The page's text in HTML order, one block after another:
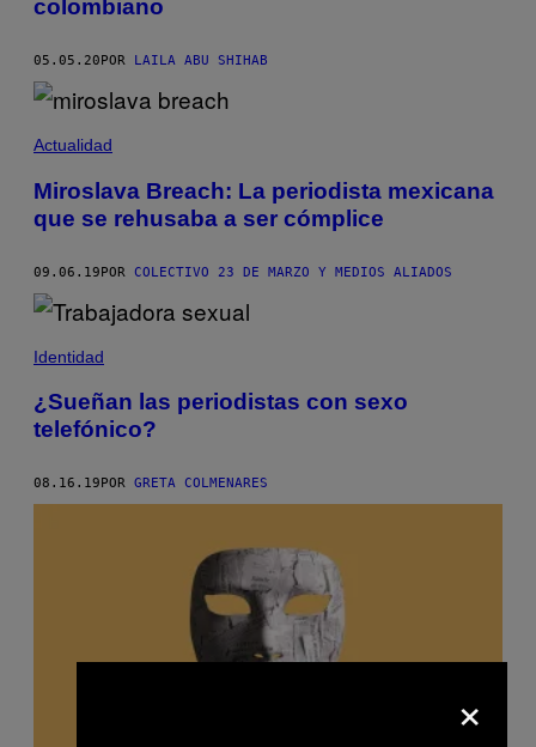
colombiano
05.05.20 POR LAILA ABU SHIHAB
Actualidad
Miroslava Breach: La periodista mexicana
que se rehusaba a ser cómplice
09.06.19POR COLECTIVO 23 DE MARZO Y MEDIOS ALIADOS
Identidad
¿Sueñan las periodistas con sexo
telefónico?
08.16.19 POR GRETA COLMENARES
×